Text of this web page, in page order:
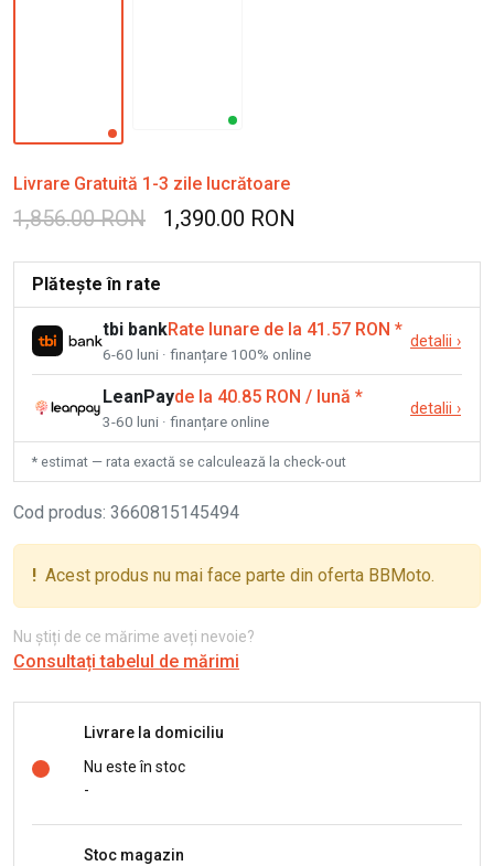
Livrare Gratuită 1-3 zile lucrătoare
1,856.00 RON 1,390.00 RON
Plătește în rate
tbi bankRate lunare de la 41.57 RON *
6-60 luni · finanțare 100% online
detalii ›
LeanPayde la 40.85 RON / lună *
3-60 luni · finanțare online
detalii ›
* estimat — rata exactă se calculează la check-out
Cod produs: 3660815145494
! Acest produs nu mai face parte din oferta BBMoto.
Nu știți de ce mărime aveți nevoie?
Consultați tabelul de mărimi
Livrare la domiciliu
Nu este în stoc
-
Stoc magazin